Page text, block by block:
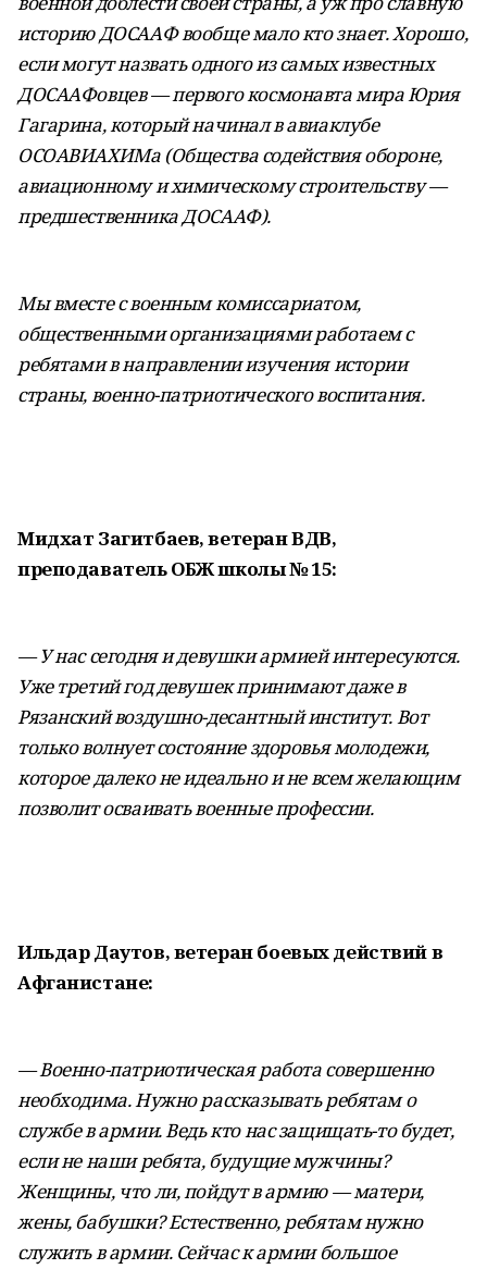
историю ДОСААФ вообще мало кто знает. Хорошо,
если могут назвать одного из самых известных
ДОСААФовцев — первого космонавта мира Юрия
Гагарина, который начинал в авиаклубе
ОСОАВИАХИМа (Общества содействия обороне,
авиационному и химическому строительству —
предшественника ДОСААФ).
Мы вместе с военным комиссариатом,
общественными организациями работаем с
ребятами в направлении изучения истории
страны, военно-патриотического воспитания.
Мидхат Загитбаев, ветеран ВДВ,
преподаватель ОБЖ школы № 15:
— У нас сегодня и девушки армией интересуются.
Уже третий год девушек принимают даже в
Рязанский воздушно-десантный институт. Вот
только волнует состояние здоровья молодежи,
которое далеко не идеально и не всем желающим
позволит осваивать военные профессии.
Ильдар Даутов, ветеран боевых действий в
Афганистане:
— Военно-патриотическая работа совершенно
необходима.Нужно рассказывать ребятам о
службе в армии. Ведь кто нас защищать-то будет,
если не наши ребята, будущие мужчины?
Женщины, что ли, пойдут в армию — матери,
жены, бабушки? Естественно, ребятам нужно
служить в армии. Сейчас к армии большое